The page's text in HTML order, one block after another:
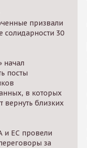
призвали
солидарности 30
начал
посты
в которых
вернуть близких
и ЕС провели
за